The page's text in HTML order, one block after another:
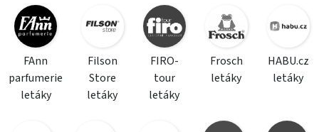
FAnn
parfumerie
letáky
Filson
Store
letáky
FIRO-
tour
letáky
Frosch
letáky
HABU.cz
letáky